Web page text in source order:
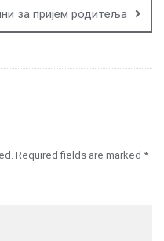
за пријем родитеља
Required fields are marked *